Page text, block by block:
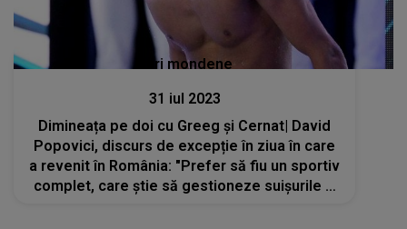
Stiri mondene
31 iul 2023
Dimineața pe doi cu Greeg și Cernat| David
Popovici, discurs de excepție în ziua în care
a revenit în România: "Prefer să fiu un sportiv
complet, care știe să gestioneze suișurile și